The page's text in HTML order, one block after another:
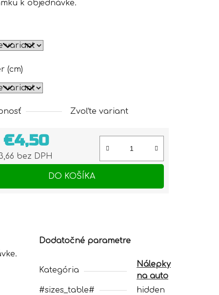
k objednávke.
(cm)
Zvoľte variant
€4,50
bez DPH
cena:
DO KOŠÍKA
Dodatočné parametre
Kategória
Nálepky
na auto
#sizes_table#
hidden